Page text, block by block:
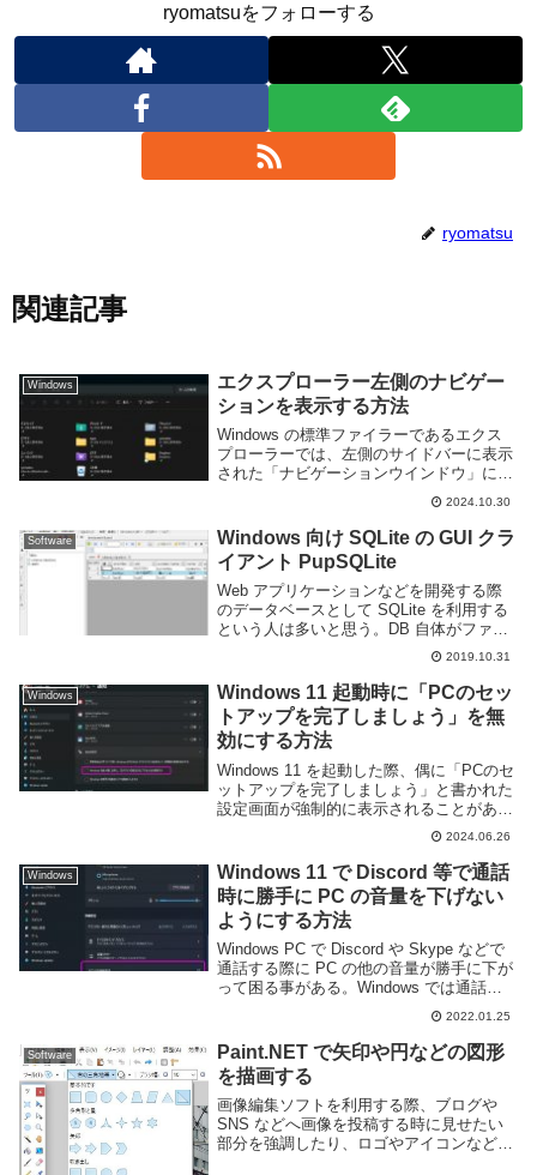
ryomatsuをフォローする
ryomatsu
関連記事
Windows
エクスプローラー左側のナビゲー
ションを表示する方法
Windows の標準ファイラーであるエクス
プローラーでは、左側のサイドバーに表示
された「ナビゲーションウインドウ」によ
り簡単に目的のフォルダへ移動することが
できる。しかし、誤操作などで表示されな
くなってしまう場合がある。このように消
えてし...
2024.10.30
Software
Windows 向け SQLite の GUI クラ
イアント PupSQLite
Web アプリケーションなどを開発する際
のデータベースとして SQLite を利用する
という人は多いと思う。DB 自体がファイ
ル一つのみで構成されておりシンプルで使
いやすいため、様々なアプリで利用されて
いる。SQLite にはコマンドライン...
2019.10.31
Windows
Windows 11 起動時に「PCのセッ
トアップを完了しましょう」を無
効にする方法
Windows 11 を起動した際、偶に「PCのセ
ットアップを完了しましょう」と書かれた
設定画面が強制的に表示されることがあ
る。この画面では OneDrive や Web ブラ
ウザーなどの設定変更を促してくるのだ
が、余計なお世話という他無い...
2024.06.26
Windows
Windows 11 で Discord 等で通話
時に勝手に PC の音量を下げない
ようにする方法
Windows PC で Discord や Skype などで
通話する際に PC の他の音量が勝手に下が
って困る事がある。Windows では通話を
する際に PC の音を勝手に下げる余計なお
せっかい機能が搭載されており、何故かこ
の機能はデ...
2022.01.25
Software
Paint.NET で矢印や円などの図形
を描画する
画像編集ソフトを利用する際、ブログや
SNS などへ画像を投稿する時に見せたい
部分を強調したり、ロゴやアイコンなどの